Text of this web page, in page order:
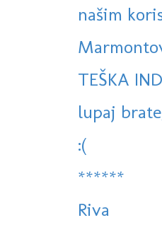
našim
TEŠKA
lupaj
:(
******
Riva